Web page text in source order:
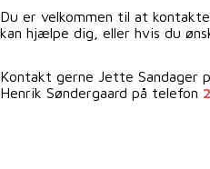
Du er velkommen til at
kan hjælpe dig, eller hvis du
Kontakt gerne Jette Sandager
Henrik Søndergaard på telefon